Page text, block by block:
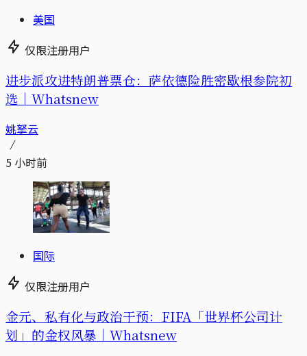
美国
仅限注册用户
进步派攻进特朗普票仓：萨依德险胜密歇根参院初
选｜Whatsnew
姚拏云
5 小时前
国际
仅限注册用户
金元、私有化与政治干预：FIFA「世界杯公司计
划」的金权风暴｜Whatsnew